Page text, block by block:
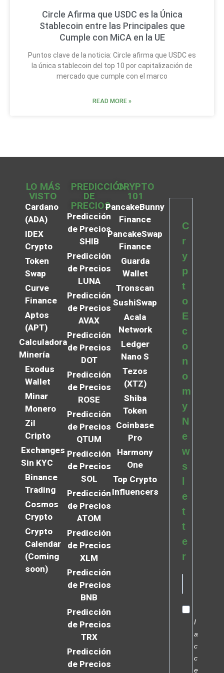
Circle Afirma que USDC es la Única
Stablecoin entre las Principales que
Cumple con MiCA en la UE
Puntos clave de la noticia: Circle afirma que USDC es
la única stablecoin del top 10 por capitalización de
mercado que cumple con el marco
READ MORE »
LO MÁS
VISTO
Cardano
(ADA)
IDEX
Crypto
Token
Swap
Curve
Finance
Aptos
(APT)
Calculadora
Minería
Exodus
Wallet
Minar
Monero
Zil
Cripto
Exchanges
Sin KYC
Binance
Trading
Cosmos
Crypto
Crypto
Calendar
(Coming
soon)
PREDICCIÓN
DE
PRECIOS
Predicción
de Precios
SHIB
Predicción
de Precios
LUNA
Predicción
de Precios
AVAX
Predicción
de Precios
DOT
Predicción
de Precios
ROSE
Predicción
de Precios
QTUM
Predicción
de Precios
SOL
Predicción
de Precios
ATOM
Predicción
de Precios
XLM
Predicción
de Precios
BNB
Predicción
de Precios
TRX
Predicción
de Precios
CRYPTO
101
PancakeBunny
Finance
PancakeSwap
Finance
Guarda
Wallet
Tronscan
SushiSwap
Acala
Network
Ledger
Nano S
Tezos
(XTZ)
Shiba
Token
Coinbase
Pro
Harmony
One
Top Crypto
Influencers
C
r
y
p
t
o
E
c
o
n
o
m
y
N
e
w
s
e
t
t
e
r
I
a
c
c
e